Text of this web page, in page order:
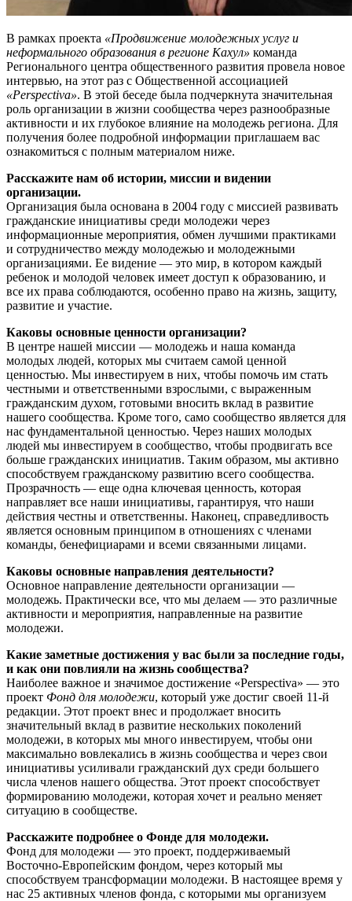
В рамках проекта «Продвижение молодежных услуг и
неформального образования в регионе Кахул» команда
Регионального центра общественного развития провела новое
интервью, на этот раз с Общественной ассоциацией
«Perspectiva». В этой беседе была подчеркнута значительная
роль организации в жизни сообщества через разнообразные
активности и их глубокое влияние на молодежь региона. Для
получения более подробной информации приглашаем вас
ознакомиться с полным материалом ниже.
Расскажите нам об истории, миссии и видении
организации.
Организация была основана в 2004 году с миссией развивать
гражданские инициативы среди молодежи через
информационные мероприятия, обмен лучшими практиками
и сотрудничество между молодежью и молодежными
организациями. Ее видение — это мир, в котором каждый
ребенок и молодой человек имеет доступ к образованию, и
все их права соблюдаются, особенно право на жизнь, защиту,
развитие и участие.
Каковы основные ценности организации?
В центре нашей миссии — молодежь и наша команда
молодых людей, которых мы считаем самой ценной
ценностью. Мы инвестируем в них, чтобы помочь им стать
честными и ответственными взрослыми, с выраженным
гражданским духом, готовыми вносить вклад в развитие
нашего сообщества. Кроме того, само сообщество является для
нас фундаментальной ценностью. Через наших молодых
людей мы инвестируем в сообщество, чтобы продвигать все
больше гражданских инициатив. Таким образом, мы активно
способствуем гражданскому развитию всего сообщества.
Прозрачность — еще одна ключевая ценность, которая
направляет все наши инициативы, гарантируя, что наши
действия честны и ответственны. Наконец, справедливость
является основным принципом в отношениях с членами
команды, бенефициарами и всеми связанными лицами.
Каковы основные направления деятельности?
Основное направление деятельности организации —
молодежь. Практически все, что мы делаем — это различные
активности и мероприятия, направленные на развитие
молодежи.
Какие заметные достижения у вас были за последние годы,
и как они повлияли на жизнь сообщества?
Наиболее важное и значимое достижение «Perspectiva» — это
проект Фонд для молодежи, который уже достиг своей 11-й
редакции. Этот проект внес и продолжает вносить
значительный вклад в развитие нескольких поколений
молодежи, в которых мы много инвестируем, чтобы они
максимально вовлекались в жизнь сообщества и через свои
инициативы усиливали гражданский дух среди большего
числа членов нашего общества. Этот проект способствует
формированию молодежи, которая хочет и реально меняет
ситуацию в сообществе.
Расскажите подробнее о Фонде для молодежи.
Фонд для молодежи — это проект, поддерживаемый
Восточно-Европейским фондом, через который мы
способствуем трансформации молодежи. В настоящее время у
нас 25 активных членов фонда, с которыми мы организуем